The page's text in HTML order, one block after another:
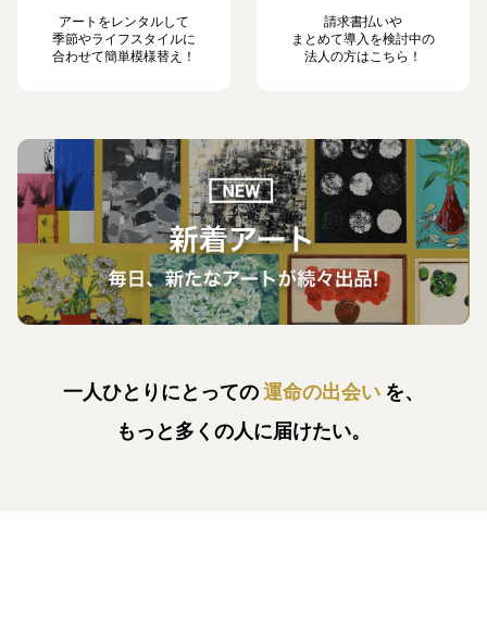
アートをレンタルして
季節やライフスタイルに
合わせて簡単模様替え！
請求書払いや
まとめて導入を検討中の
法人の方はこちら！
一人ひとりにとっての運命の出会い を、
もっと多くの人に届けたい。